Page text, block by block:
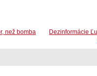
Dezinformácie
než bomba